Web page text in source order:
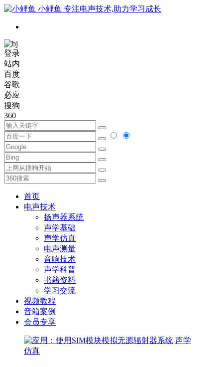
小鲤鱼 专注电声技术,助力学习成长
登录
站内
百度
谷歌
必应
搜狗
360
首页
电声技术
扬声器系统
声学基础
声学仿真
电声测量
音响技术
声学科普
书籍资料
学习交流
视频教程
音箱案例
会员专享
声学
仿真